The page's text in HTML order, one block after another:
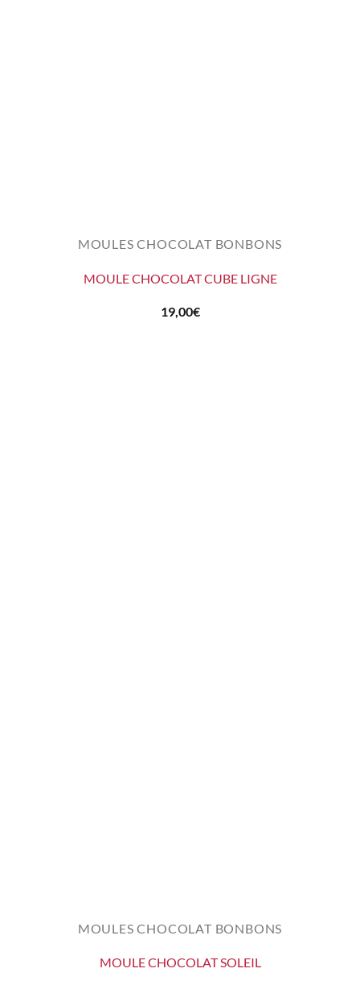
MOULES CHOCOLAT BONBONS
MOULE CHOCOLAT CUBE LIGNE
19,00€
MOULES CHOCOLAT BONBONS
MOULE CHOCOLAT SOLEIL